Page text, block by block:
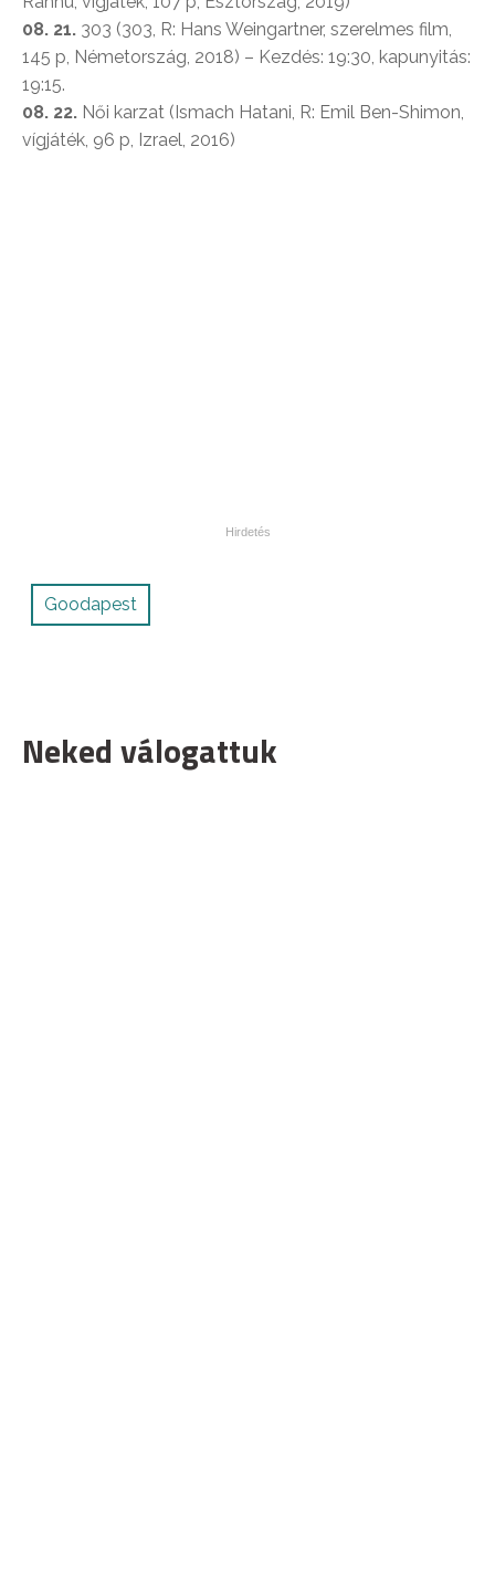
08. 21. 303 (303, R: Hans Weingartner, szerelmes film,
145 p, Németország, 2018) – Kezdés: 19:30, kapunyitás:
19:15.
08. 22. Női karzat (Ismach Hatani, R: Emil Ben-Shimon,
vígjáték, 96 p, Izrael, 2016)
Goodapest
Neked válogattuk